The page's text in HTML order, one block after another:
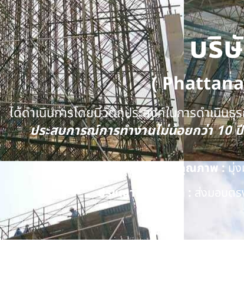
บริ
(
ได้ดำเนินการโดยมีวัตถุประสงค์ในการดำเนิ
ประสบการณ์การทำงานไม่น้อยกว่า
นโยบายด้านคุณภาพ : มุ่
ปรัชญาของบริษัท : ส่งมอบตร